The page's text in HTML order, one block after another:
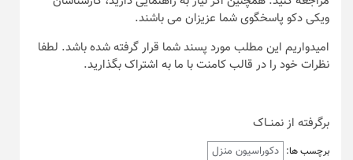
ویکی دکو پاسخگوی شما عزیزان می باشند.
امیدواریم این مطلب مورد پسند شما قرار گرفته شده باشد. لطفا
نظرات خود را در قالب کامنت با ما به اشتراک بگذارید.
برگرفته از نمنــاک
برچسب ها: دکوراسیون منزل